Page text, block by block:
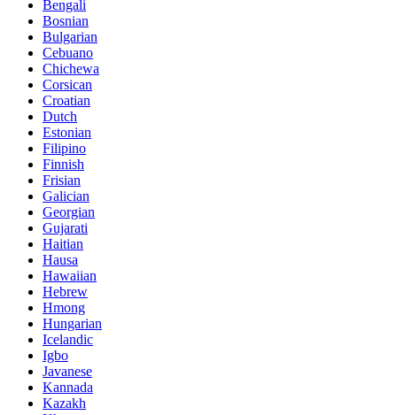
Bengali
Bosnian
Bulgarian
Cebuano
Chichewa
Corsican
Croatian
Dutch
Estonian
Filipino
Finnish
Frisian
Galician
Georgian
Gujarati
Haitian
Hausa
Hawaiian
Hebrew
Hmong
Hungarian
Icelandic
Igbo
Javanese
Kannada
Kazakh